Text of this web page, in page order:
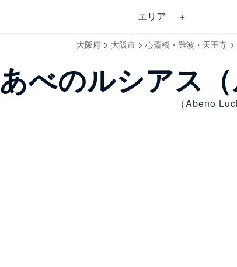
エリア
大阪府> 大阪市> 心斎橋・難波・天王寺>
あべのルシアス（
（Abeno